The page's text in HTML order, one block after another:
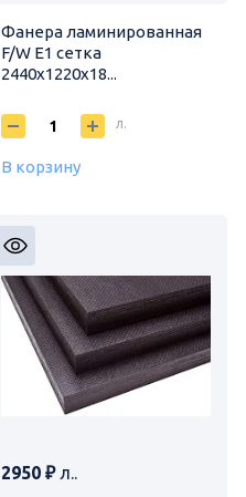
Фанера ламинированная
F/W E1 сетка
2440х1220х18...
л.
В корзину
2950 ₽л..